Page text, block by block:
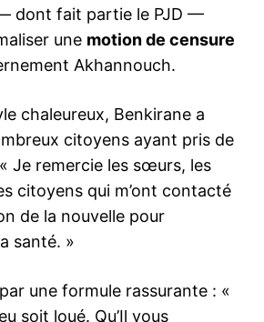
dont fait partie le PJD —
une motion de censure
Akhannouch.
chaleureux, Benkirane a
citoyens ayant pris de
Je remercie les sœurs, les
citoyens qui m’ont contacté
de la nouvelle pour
santé. »
une formule rassurante : «
soit loué. Qu’Il vous